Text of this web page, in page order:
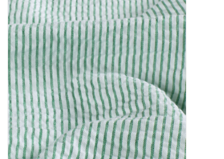
Diy pakketten
Studio Olive inspireert....